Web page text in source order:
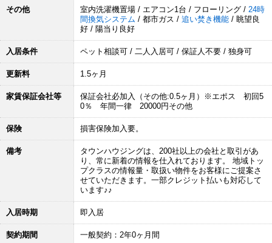
その他 室内洗濯機置場 / エアコン1台 / フローリング / 24時
間換気システム / 都市ガス / 追い焚き機能 / 眺望良
好 / 陽当り良好
入居条件 ペット相談可 / 二人入居可 / 保証人不要 / 独身可
更新料 1.5ヶ月
家賃保証会社等
保証会社必加入（その他:0.5ヶ月）※エポス 初回5
0％ 年間一律 20000円その他
保険 損害保険加入要。
備考
タウンハウジングは、200社以上の会社と取引があ
り、常に新着の情報を仕入れております。 地域トッ
プクラスの情報量・取扱い物件をお客様にご提案さ
せていただきます。一部クレジット払いも対応して
います♪♪
入居時期 即入居
契約期間 一般契約：2年0ヶ月間